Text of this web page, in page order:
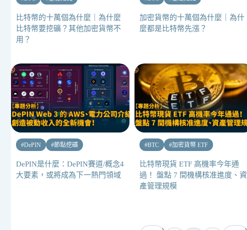
比特幣的十萬個為什麼｜為什麼
比特幣要挖礦？其他加密貨幣不
用？
加密貨幣的十萬個為什麼｜為什
麼都是比特幣先漲？
#DePIN #節點挖礦
DePIN是什麼：DePIN賽道/概念4
大要素，或將成為下一熱門領域
#BTC #加密貨幣 ETF
比特幣現貨 ETF 高機率今年通
過！ 盤點 7 間機構核准進度、資
產管理規模